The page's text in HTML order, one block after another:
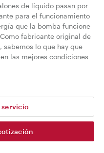
de líquido pasan por
para el funcionamiento
que la bomba funcione
fabricante original de
lo que hay que
las mejores condiciones
servicio